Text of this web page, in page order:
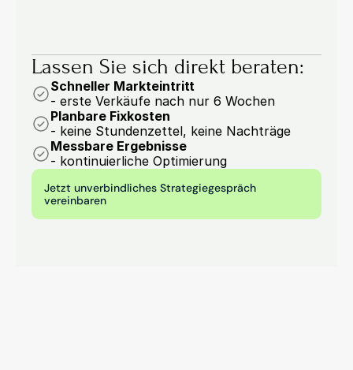
Lassen Sie sich direkt beraten:
Schneller Markteintritt
- erste Verkäufe nach nur 6 Wochen
Planbare Fixkosten
- keine Stundenzettel, keine Nachträge
Messbare Ergebnisse
- kontinuierliche Optimierung
Jetzt unverbindliches Strategiegespräch
vereinbaren